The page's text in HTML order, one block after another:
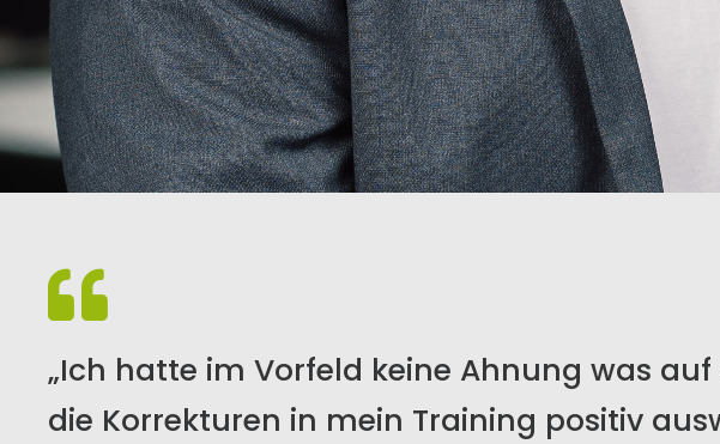
„Ich hatte im Vorfeld keine Ahnung was
die Korrekturen in mein Training positiv